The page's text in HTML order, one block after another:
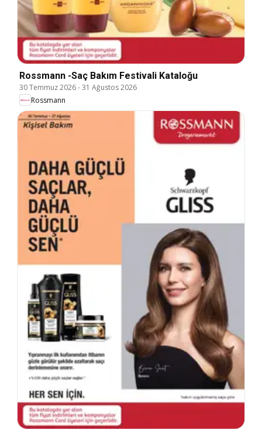
Rossmann -Saç Bakım Festivali Kataloğu
30 Temmuz 2026-31 Ağustos 2026
Rossmann